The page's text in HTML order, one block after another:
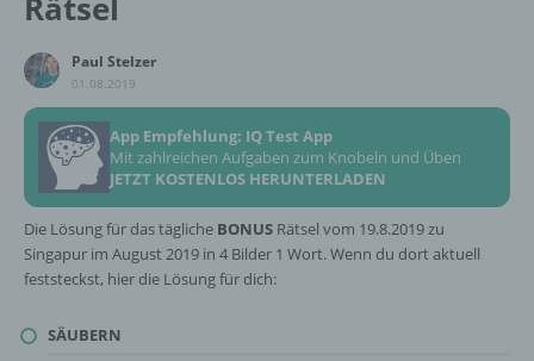
Paul Stelzer
01.08.2019
App Empfehlung: IQ Test App
Mit zahlreichen Aufgaben zum Knobeln und Üben
JETZT KOSTENLOS HERUNTERLADEN
Die Lösung für das tägliche BONUS Rätsel vom 19.8.2019 zu
Singapur im August 2019 in 4 Bilder 1 Wort. Wenn du dort aktuell
feststeckst, hier die Lösung für dich:
SÄUBERN